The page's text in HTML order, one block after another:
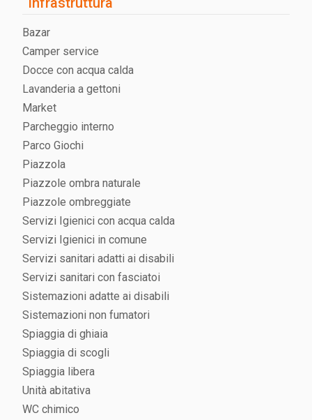
Bazar
Camper service
Docce con acqua calda
Lavanderia a gettoni
Market
Parcheggio interno
Parco Giochi
Piazzola
Piazzole ombra naturale
Piazzole ombreggiate
Servizi Igienici con acqua calda
Servizi Igienici in comune
Servizi sanitari adatti ai disabili
Servizi sanitari con fasciatoi
Sistemazioni adatte ai disabili
Sistemazioni non fumatori
Spiaggia di ghiaia
Spiaggia di scogli
Spiaggia libera
Unità abitativa
WC chimico